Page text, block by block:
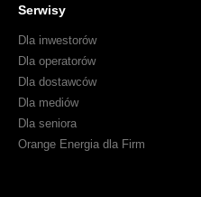
Serwisy
Dla inwestorów
Dla operatorów
Dla dostawców
Dla mediów
Dla seniora
Orange Energia dla Firm